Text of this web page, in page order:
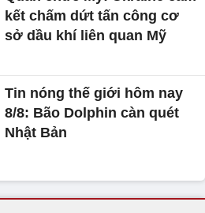
kết chấm dứt tấn công cơ
sở dầu khí liên quan Mỹ
Tin nóng thế giới hôm nay
8/8: Bão Dolphin càn quét
Nhật Bản